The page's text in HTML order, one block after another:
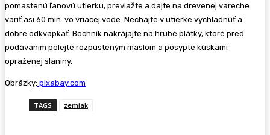
pomastenú ľanovú utierku, previažte a dajte na drevenej vareche
variť asi 60 min. vo vriacej vode. Nechajte v utierke vychladnúť a
dobre odkvapkať. Bochník nakrájajte na hrubé plátky, ktoré pred
podávaním polejte rozpusteným maslom a posypte kúskami
opraženej slaniny.
Obrázky: pixabay.com
TAGS zemiak